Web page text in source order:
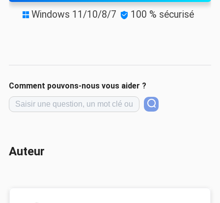
 Windows 11/10/8/7  100 % sécurisé
Comment pouvons-nous vous aider ?
Auteur